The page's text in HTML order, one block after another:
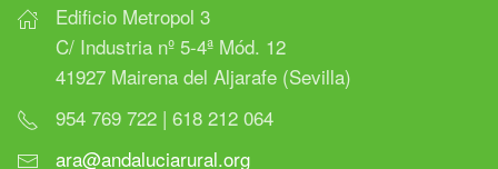
Edificio Metropol 3
C/ Industria nº 5-4ª Mód. 12
41927 Mairena del Aljarafe (Sevilla)
954 769 722 | 618 212 064
ara@andaluciarural.org